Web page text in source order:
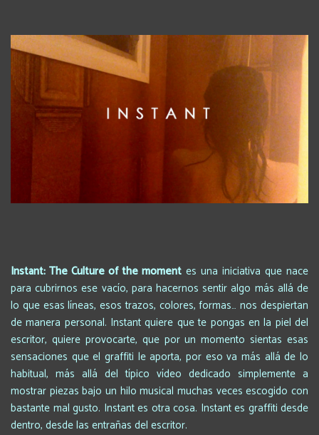
Instant: The Culture of the moment es una iniciativa que nace
para cubrirnos ese vacío, para hacernos sentir algo más allá de
lo que esas líneas, esos trazos, colores, formas… nos despiertan
de manera personal. Instant quiere que te pongas en la piel del
escritor, quiere provocarte, que por un momento sientas esas
sensaciones que el graffiti le aporta, por eso va más allá de lo
habitual, más allá del típico vídeo dedicado simplemente a
mostrar piezas bajo un hilo musical muchas veces escogido con
bastante mal gusto. Instant es otra cosa. Instant es graffiti desde
dentro, desde las entrañas del escritor.